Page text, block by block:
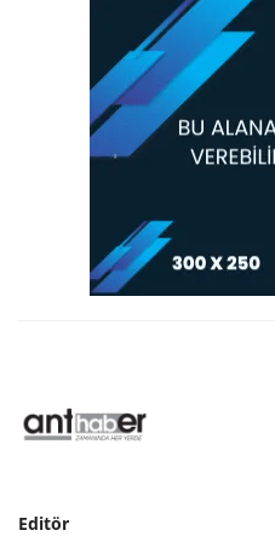
Editör